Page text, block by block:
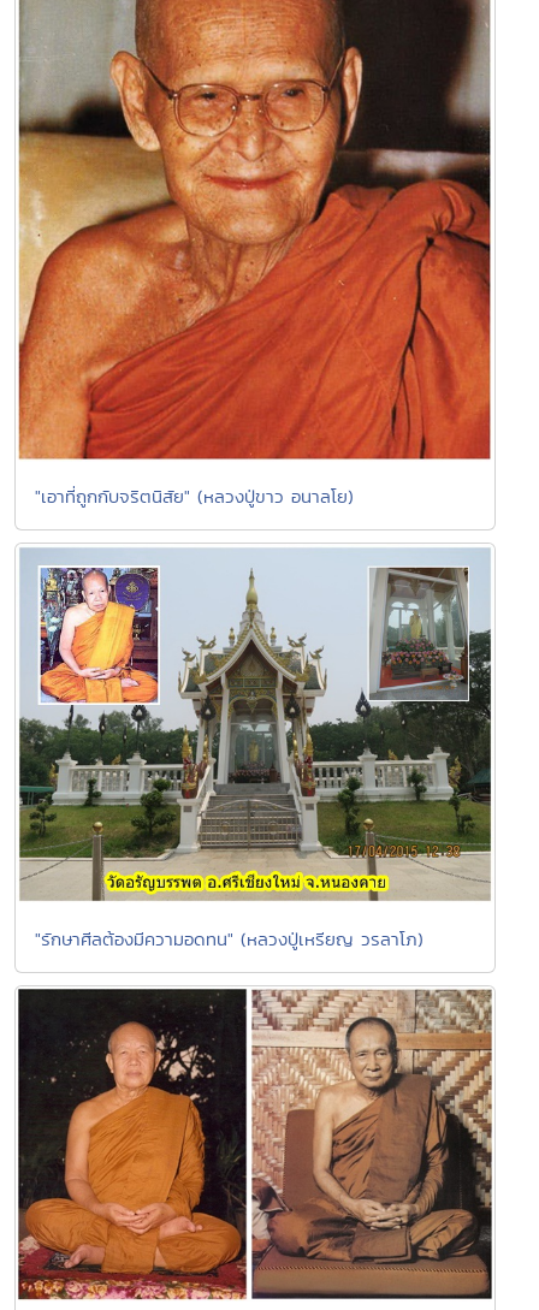
"เอาที่ถูกกับจริตนิสัย" (หลวงปู่ขาว อนาลโย)
"รักษาศีลต้องมีความอดทน" (หลวงปู่เหรียญ วรลาโภ)